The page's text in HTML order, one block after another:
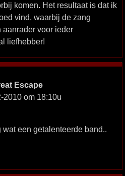
komen. Het resultaat is dat ik
vind, waarbij de zang
aanrader voor ieder
liefhebber!
Escape
2010 om 18:10u
een getalenteerde band..